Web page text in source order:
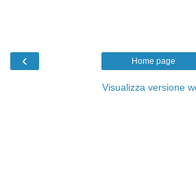
‹ Home page
Visualizza versione